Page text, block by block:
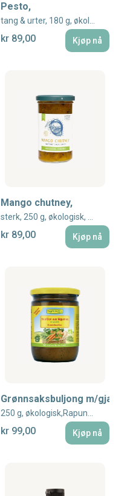
Pesto,
kr 89,00 Kjøp nå
Mango chutney,
kr 89,00 Kjøp nå
Grønnsaksbuljong m/gjær,
kr 99,00 Kjøp nå